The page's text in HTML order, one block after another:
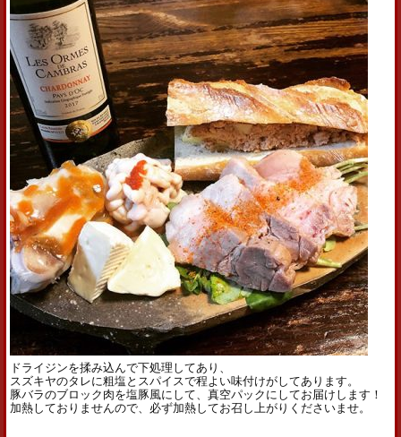
ドライジンを揉み込んで下処理してあり、
スズキヤのタレに粗塩とスパイスで程よい味付けがしてあります。
豚バラのブロック肉を塩豚風にして、真空パックにしてお届けします！
加熱しておりませんので、必ず加熱してお召し上がりくださいませ。